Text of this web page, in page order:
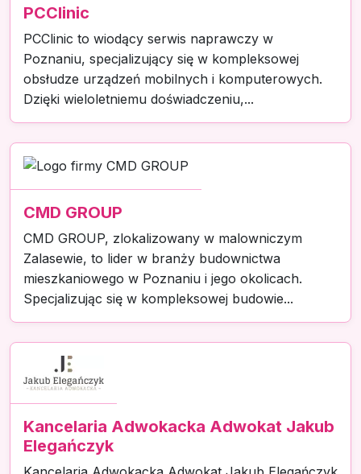
PCClinic
PCClinic to wiodący serwis naprawczy w
Poznaniu, specjalizujący się w kompleksowej
obsłudze urządzeń mobilnych i komputerowych.
Dzięki wieloletniemu doświadczeniu,...
CMD GROUP
CMD GROUP, zlokalizowany w malowniczym
Zalasewie, to lider w branży budownictwa
mieszkaniowego w Poznaniu i jego okolicach.
Specjalizując się w kompleksowej budowie...
Kancelaria Adwokacka Adwokat Jakub
Elegańczyk